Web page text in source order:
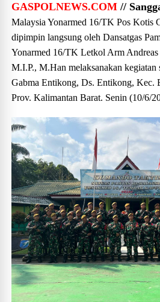
GASPOLNEWS.COM//
Malaysia Yonarmed 16/TK Pos Kotis
dipimpin langsung oleh Dansatgas
Yonarmed 16/TK Letkol Arm
M.I.P., M.Han melaksanakan kegiatan
Gabma Entikong, Ds. Entikong, Kec.
Prov. Kalimantan Barat. Senin (10/6/